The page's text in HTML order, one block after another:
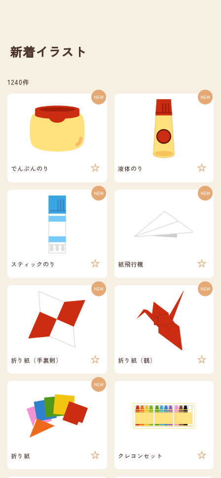
新着イラスト
1240件
でんぷんのり 液体のり
スティックのり 紙飛行機
折り紙（手裏剣） 折り紙（鶴）
折り紙 クレヨンセット